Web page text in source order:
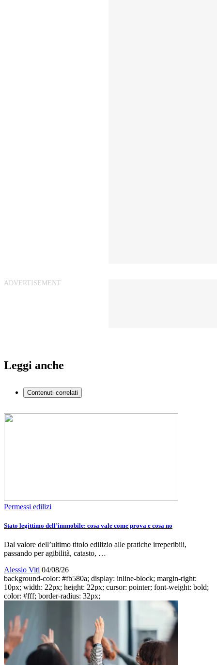
Leggi anche
Contenuti correlati
Permessi edilizi
Stato legittimo dell’immobile: cosa vale come prova e cosa no
Dal valore dell’ultimo titolo edilizio alle pratiche irreperibili,
passando per agibilità, catasto, …
Alessio Viti 04/08/26
background-color: #fb580a; display: inline-block; margin-right:
10px; width: 22px; height: 22px; cursor: pointer; font-weight: bold;
color: #fff; border-radius: 32px;